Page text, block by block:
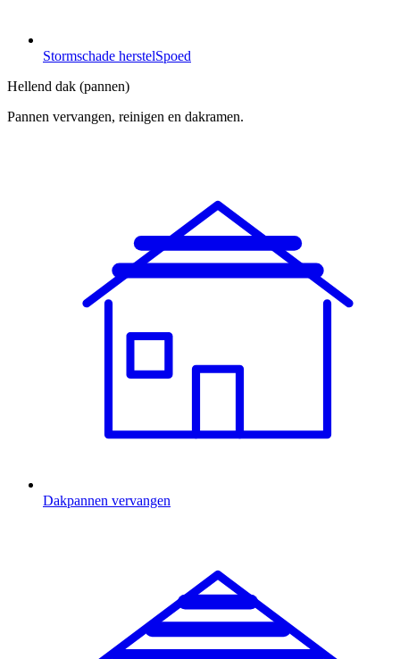
Stormschade herstelSpoed
Hellend dak (pannen)
Pannen vervangen, reinigen en dakramen.
Dakpannen vervangen